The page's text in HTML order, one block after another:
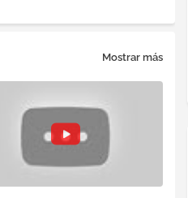
Mostrar más